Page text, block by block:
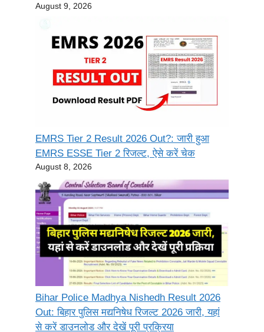
August 9, 2026
EMRS Tier 2 Result 2026 Out?: जारी हुआ
EMRS ESSE Tier 2 रिजल्ट, ऐसे करें चेक
August 8, 2026
Bihar Police Madhya Nishedh Result 2026
Out: बिहार पुलिस मद्यनिषेध रिजल्ट 2026 जारी, यहां
से करें डाउनलोड और देखें पूरी प्रक्रिया